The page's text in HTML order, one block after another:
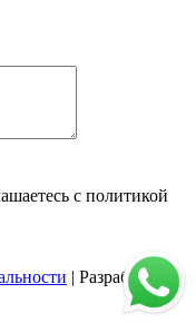
с политикой
| Разработчик